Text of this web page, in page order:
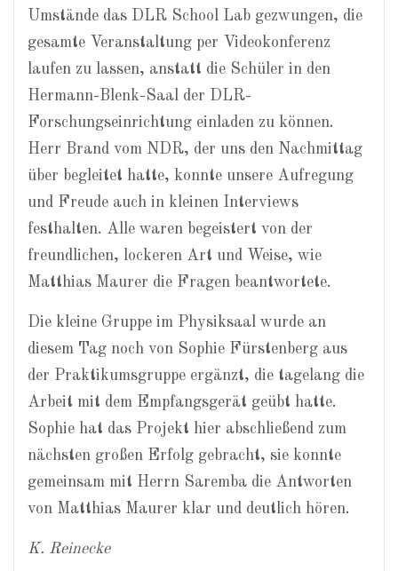
Umstände das DLR School Lab gezwungen, die
gesamte Veranstaltung per Videokonferenz
laufen zu lassen, anstatt die Schüler in den
Hermann-Blenk-Saal der DLR-
Forschungseinrichtung einladen zu können.
Herr Brand vom NDR, der uns den Nachmittag
über begleitet hatte, konnte unsere Aufregung
und Freude auch in kleinen Interviews
festhalten. Alle waren begeistert von der
freundlichen, lockeren Art und Weise, wie
Matthias Maurer die Fragen beantwortete.
Die kleine Gruppe im Physiksaal wurde an
diesem Tag noch von Sophie Fürstenberg aus
der Praktikumsgruppe ergänzt, die tagelang die
Arbeit mit dem Empfangsgerät geübt hatte.
Sophie hat das Projekt hier abschließend zum
nächsten großen Erfolg gebracht, sie konnte
gemeinsam mit Herrn Saremba die Antworten
von Matthias Maurer klar und deutlich hören.
K. Reinecke